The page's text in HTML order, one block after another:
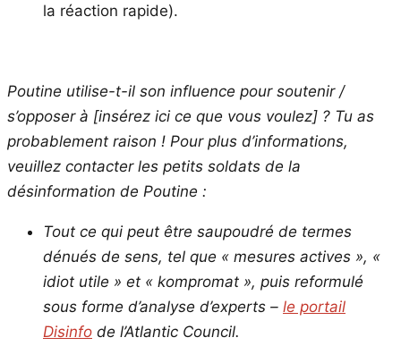
la réaction rapide).
Poutine utilise-t-il son influence pour soutenir /
s’opposer à [insérez ici ce que vous voulez] ? Tu as
probablement raison ! Pour plus d’informations,
veuillez contacter les petits soldats de la
désinformation de Poutine :
Tout ce qui peut être saupoudré de termes
dénués de sens, tel que « mesures actives », «
idiot utile » et « kompromat », puis reformulé
sous forme d’analyse d’experts – le portail
Disinfo de l’Atlantic Council.